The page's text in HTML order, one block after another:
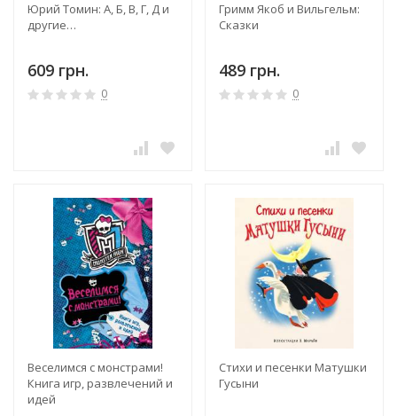
Юрий Томин: А, Б, В, Г, Д и
другие…
609 грн.
0
Гримм Якоб и Вильгельм:
Сказки
489 грн.
0
Веселимся с монстрами!
Книга игр, развлечений и
идей
Стихи и песенки Матушки
Гусыни